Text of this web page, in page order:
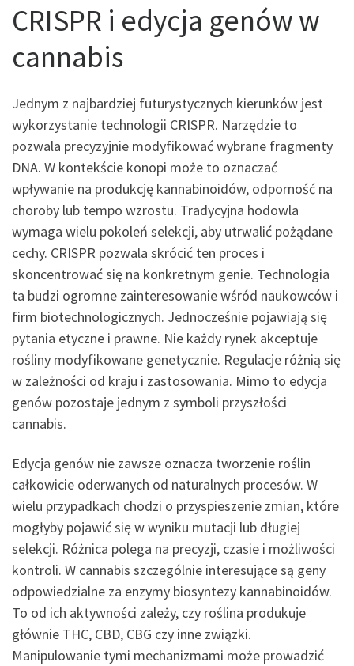
CRISPR i edycja genów w
cannabis
Jednym z najbardziej futurystycznych kierunków jest
wykorzystanie technologii CRISPR. Narzędzie to
pozwala precyzyjnie modyfikować wybrane fragmenty
DNA. W kontekście konopi może to oznaczać
wpływanie na produkcję kannabinoidów, odporność na
choroby lub tempo wzrostu. Tradycyjna hodowla
wymaga wielu pokoleń selekcji, aby utrwalić pożądane
cechy. CRISPR pozwala skrócić ten proces i
skoncentrować się na konkretnym genie. Technologia
ta budzi ogromne zainteresowanie wśród naukowców i
firm biotechnologicznych. Jednocześnie pojawiają się
pytania etyczne i prawne. Nie każdy rynek akceptuje
rośliny modyfikowane genetycznie. Regulacje różnią się
w zależności od kraju i zastosowania. Mimo to edycja
genów pozostaje jednym z symboli przyszłości
cannabis.
Edycja genów nie zawsze oznacza tworzenie roślin
całkowicie oderwanych od naturalnych procesów. W
wielu przypadkach chodzi o przyspieszenie zmian, które
mogłyby pojawić się w wyniku mutacji lub długiej
selekcji. Różnica polega na precyzji, czasie i możliwości
kontroli. W cannabis szczególnie interesujące są geny
odpowiedzialne za enzymy biosyntezy kannabinoidów.
To od ich aktywności zależy, czy roślina produkuje
głównie THC, CBD, CBG czy inne związki.
Manipulowanie tymi mechanizmami może prowadzić